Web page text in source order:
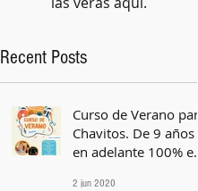
Recent Posts
Curso de Verano para
Chavitos. De 9 años
en adelante 100% en
2 jun 2020